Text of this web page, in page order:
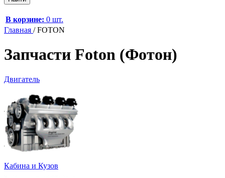
В корзине: 0 шт.
Главная /FOTON
Запчасти Foton (Фотон)
Двигатель
Кабина и Кузов